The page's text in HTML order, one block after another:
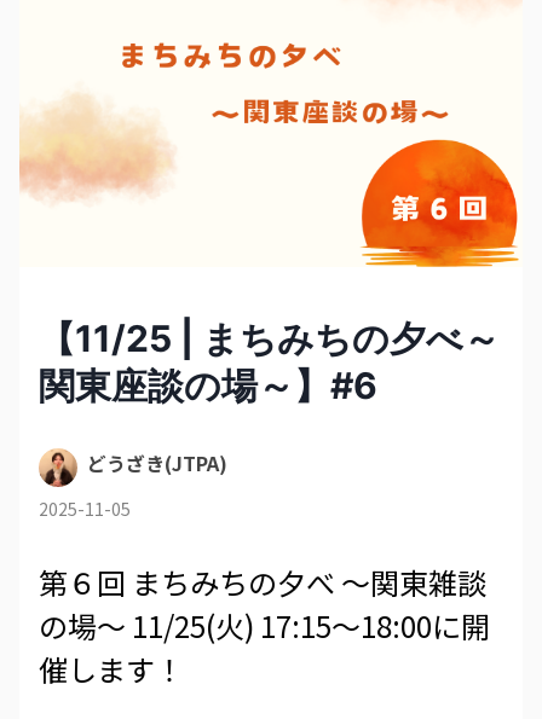
【11/25 | まちみちの夕べ～
関東座談の場～】#6
どうざき(JTPA)
2025-11-05
第６回 まちみちの夕べ ～関東雑談
の場～ 11/25(火) 17:15～18:00に開
催します！